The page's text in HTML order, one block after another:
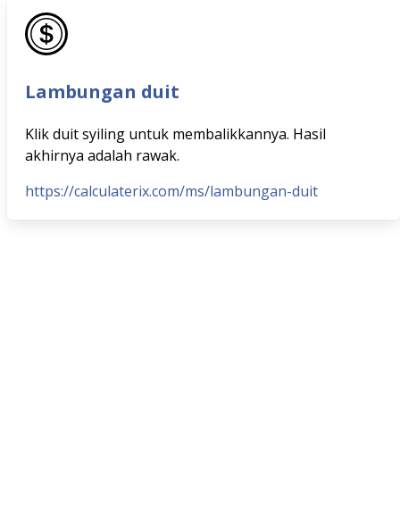
Lambungan duit
Klik duit syiling untuk membalikkannya. Hasil
akhirnya adalah rawak.
https://calculaterix.com/ms/lambungan-duit